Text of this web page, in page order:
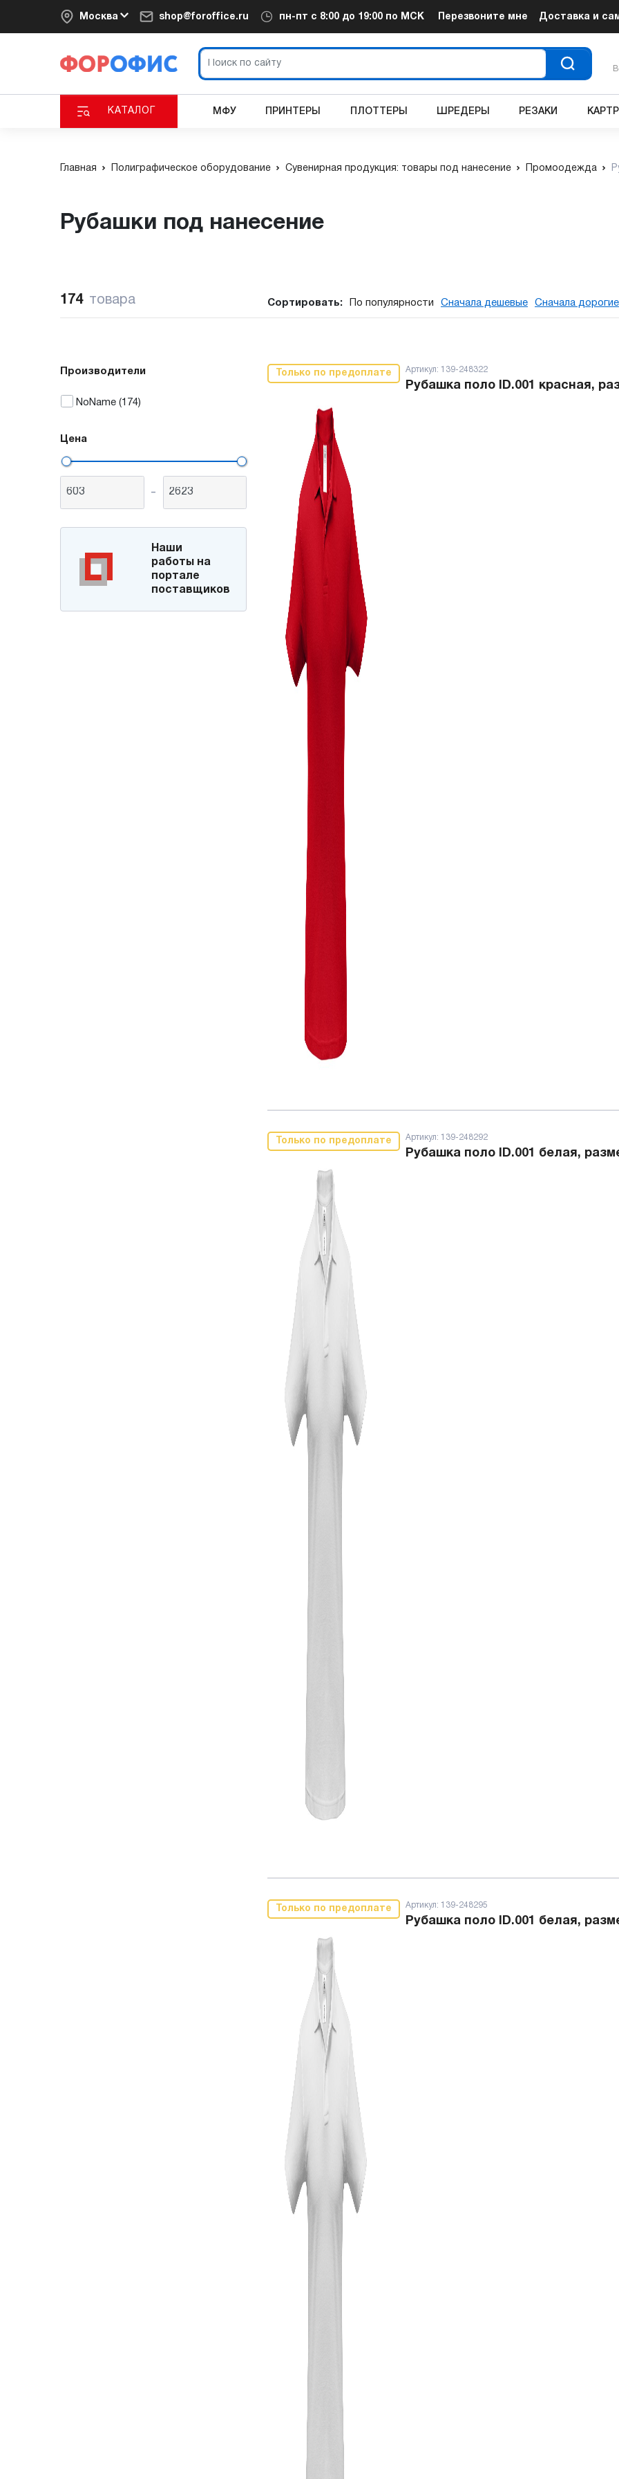
Москва shop@foroffice.ru пн-пт с 8:00 до 19:00 по МСК Перезвоните мне Доставка и
КАТАЛОГ МФУ ПРИНТЕРЫ ПЛОТТЕРЫ ШРЕДЕРЫ РЕЗАКИ
Главная Полиграфическое оборудование Сувенирная продукция: товары под нанесение Промоодежда
Рубашки под нанесение
174 товара Сортировать: По популярности Сначала дешевые Сначала дорогие
Производители
NoName (174)
Цена
-
Наши
работы на
портале
поставщиков
Только по предоплате Артикул: 139-248322
Рубашка поло ID.001 красная,
Только по предоплате Артикул: 139-248292
Рубашка поло ID.001 белая,
Только по предоплате Артикул: 139-248295
Рубашка поло ID.001 белая,